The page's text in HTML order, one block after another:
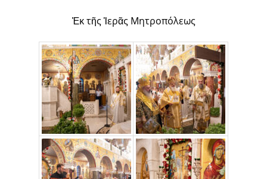
Ἐκ τῆς Ἱερᾶς Μητροπόλεως